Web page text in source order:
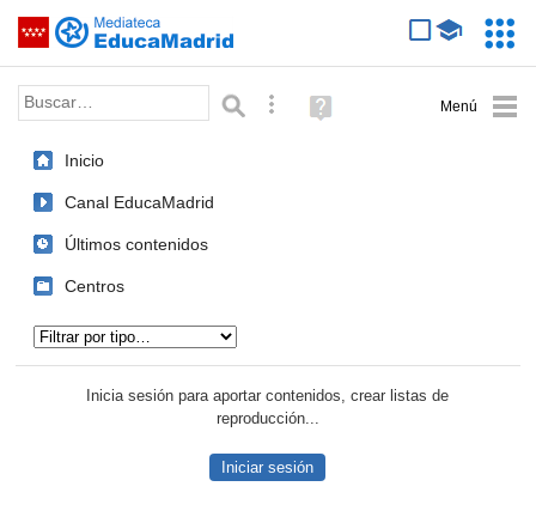
Saltar navegación
Palabra o frase: Búsqueda avanzada
Ayuda
(en
Inicio
Canal EducaMadrid
Últimos contenidos
Centros
Inicia sesión para aportar contenidos, crear listas de
reproducción...
Iniciar sesión